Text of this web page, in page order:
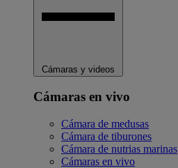
Cámaras y videos
Cámaras en vivo
Cámara de medusas
Cámara de tiburones
Cámara de nutrias marinas
Cámaras en vivo